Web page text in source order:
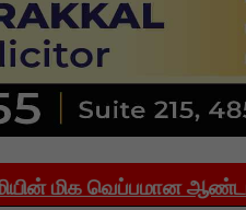
வெப்பமான ஆண்டாக